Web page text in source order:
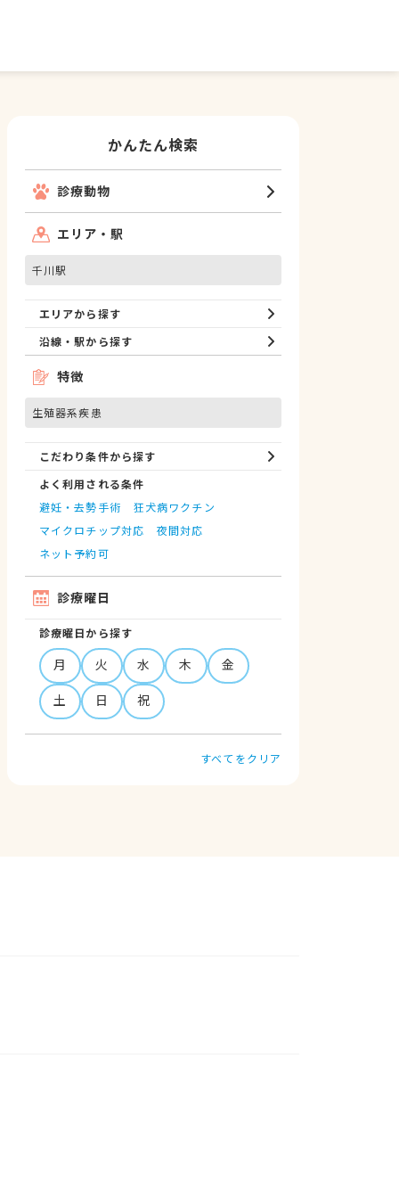
かんたん検索
診療動物
エリア・駅
千川駅
エリアから探す
沿線・駅から探す
特徴
生殖器系疾患
こだわり条件から探す
よく利用される条件
避妊・去勢手術
狂犬病ワクチン
マイクロチップ対応
夜間対応
ネット予約可
診療曜日
診療曜日から探す
月 火 水 木
金
土
日 祝
すべてをクリア